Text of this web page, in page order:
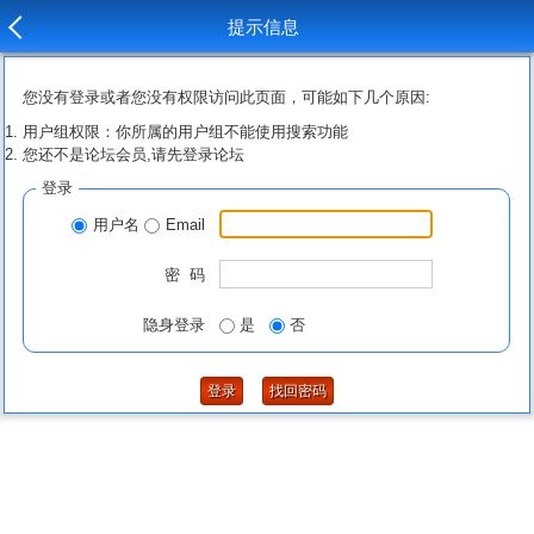
提示信息
您没有登录或者您没有权限访问此页面，可能如下几个原因:
用户组权限：你所属的用户组不能使用搜索功能
您还不是论坛会员,请先登录论坛
登录
用户名 Email
密 码
隐身登录 是 否